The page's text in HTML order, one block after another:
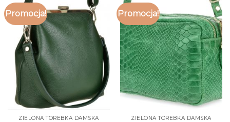
Promocja!
ZIELONA TOREBKA DAMSKA
Promocja!
ZIELONA TOREBKA DAMSKA